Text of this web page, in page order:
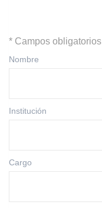
* Campos obligatorios
Nombre
Institución
Cargo